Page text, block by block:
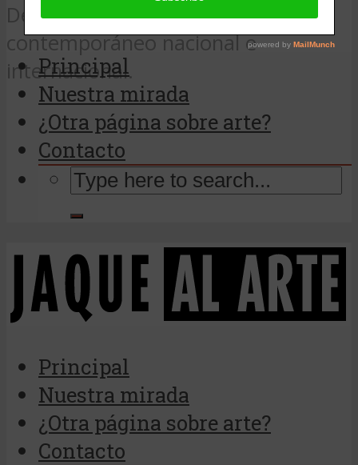
Desde Argentina, noticias de arte
contemporáneo nacional e
internacional.
Principal
Nuestra mirada
¿Otra página sobre arte?
Contacto
Principal
Nuestra mirada
¿Otra página sobre arte?
Contacto